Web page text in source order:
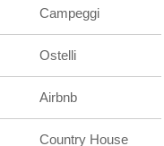
Campeggi
Ostelli
Airbnb
Country House